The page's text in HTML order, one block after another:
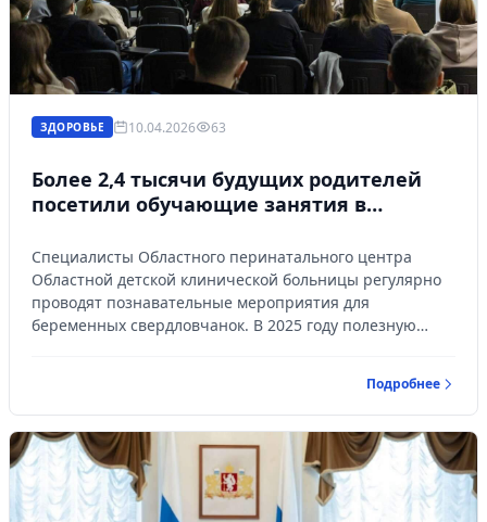
ЗДОРОВЬЕ 10.04.2026 63
Более 2,4 тысячи будущих родителей
посетили обучающие занятия в
2025 году ОДКБ
Специалисты Областного перинатального центра
Областной детской клинической больницы регулярно
проводят познавательные мероприятия для
беременных свердловчанок. В 2025 году полезную
Подробнее